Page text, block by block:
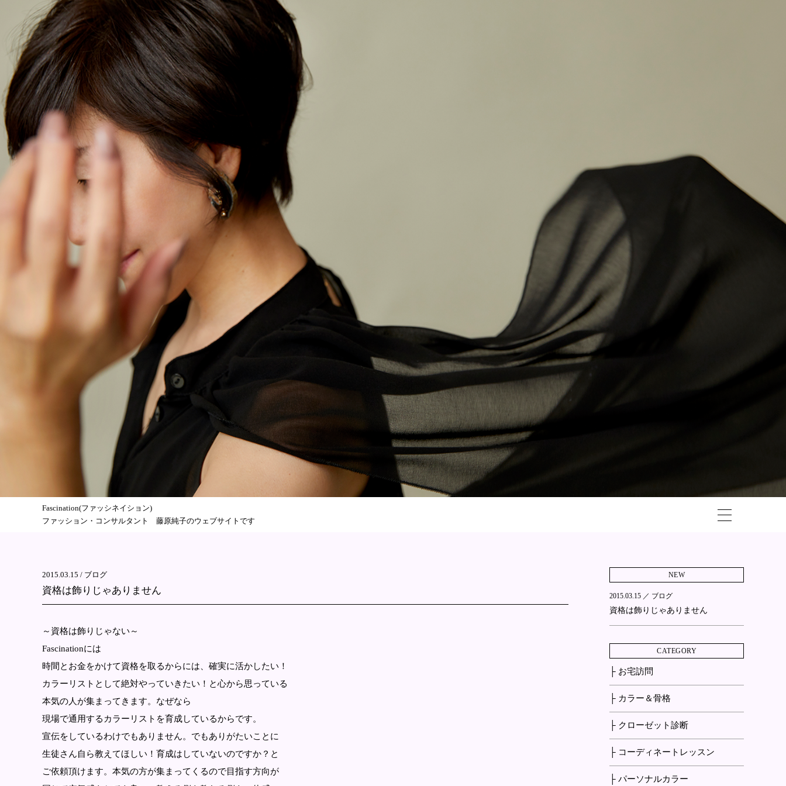
Fascination(ファッシネイション)
ファッション・コンサルタント 藤原純子のウェブサイトです
2015.03.15 / ブログ
資格は飾りじゃありません
～資格は飾りじゃない～
Fascinationには
時間とお金をかけて資格を取るからには、確実に活かしたい！
カラーリストとして絶対やっていきたい！と心から思っている
本気の人が集まってきます。なぜなら
現場で通用するカラーリストを育成しているからです。
宣伝をしているわけでもありません。でもありがたいことに
生徒さん自ら教えてほしい！育成はしていないのですか？と
ご依頼頂けます。本気の方が集まってくるので目指す方向が
NEW
2015.03.15 ／ ブログ
資格は飾りじゃありません
CATEGORY
├ お宅訪問
├ カラー＆骨格
├ クローゼット診断
├ コーディネートレッスン
├ パーソナルカラー